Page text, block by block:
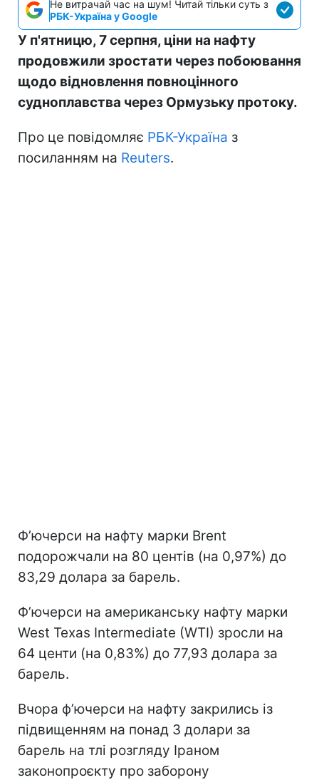
Не витрачай час на шум! Читай тільки суть з
РБК-Україна у Google
У п'ятницю, 7 серпня, ціни на нафту
продовжили зростати через побоювання
щодо відновлення повноцінного
судноплавства через Ормузьку протоку.
Про це повідомляє РБК-Україна з
посиланням на Reuters.
Ф’ючерси на нафту марки Brent
подорожчали на 80 центів (на 0,97%) до
83,29 долара за барель.
Ф’ючерси на американську нафту марки
West Texas Intermediate (WTI) зросли на
64 центи (на 0,83%) до 77,93 долара за
барель.
Вчора ф’ючерси на нафту закрились із
підвищенням на понад 3 долари за
барель на тлі розгляду Іраном
законопроєкту про заборону